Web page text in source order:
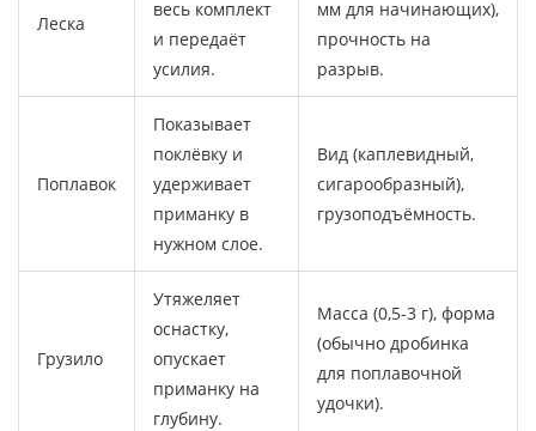
Леска
весь комплект
и передаёт
усилия.
мм для начинающих),
прочность на
разрыв.
Поплавок
Показывает
поклёвку и
удерживает
приманку в
нужном слое.
Вид (каплевидный,
сигарообразный),
грузоподъёмность.
Грузило
Утяжеляет
оснастку,
опускает
приманку на
глубину.
Масса (0,5-3 г), форма
(обычно дробинка
для поплавочной
удочки).